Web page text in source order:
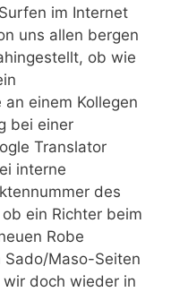
im Internet
uns allen bergen
ob wie
einem Kollegen
bei einer
Translator
interne
des
ein Richter beim
Robe
Maso-Seiten
doch wieder in